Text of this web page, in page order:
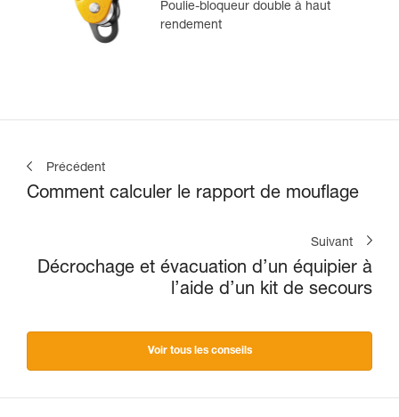
Poulie-bloqueur double à haut
rendement
Précédent
Comment calculer le rapport de mouflage
Suivant
Décrochage et évacuation d’un équipier à
l’aide d’un kit de secours
Voir tous les conseils